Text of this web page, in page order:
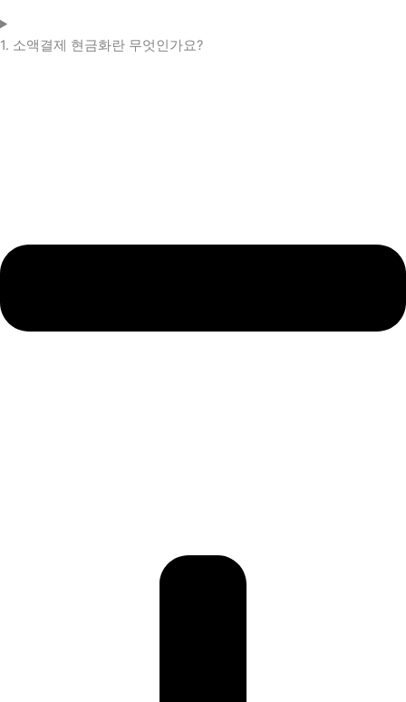
1. 소액결제 현금화란 무엇인가요?